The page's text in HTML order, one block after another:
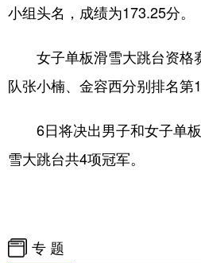
小组头名，成绩为173.25分。
女子单板滑雪大跳台资格
队张小楠、金容西分别排名第
6日将决出男子和女子单板
雪大跳台共4项冠军。
专 题